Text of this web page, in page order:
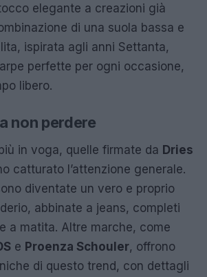
elegante a creazioni già
di una suola bassa e
ispirata agli anni Settanta,
perfette per ogni occasione,
libero.
non perdere
in voga, quelle firmate da Dries
catturato l’attenzione generale.
diventate un vero e proprio
abbinate a jeans, completi
a matita. Altre marche, come
e Proenza Schouler, offrono
di questo trend, con dettagli